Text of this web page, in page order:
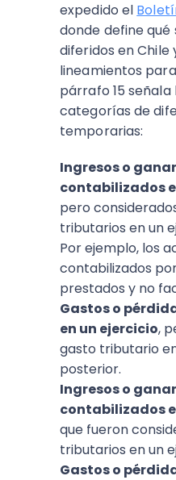
expedido el
donde define qué
diferidos en Chile
lineamientos
párrafo 15 señala
categorías de
temporarias:
Ingresos o
contabilizados
pero
tributarios en un
Por ejemplo, los
contabilizados
prestados y no
Gastos o
en un ejercicio,
gasto tributario
posterior.
Ingresos o
contabilizados
que fueron
tributarios en un
Gastos o